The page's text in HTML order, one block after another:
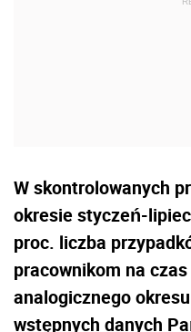
W skontrolowanych
okresie styczeń-
proc. liczba
pracownikom na
analogicznego
wstępnych danych